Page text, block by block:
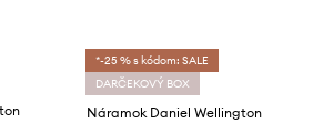
*-25 % s kódom: SALE
DARČEKOVÝ BOX
Náramok Daniel Wellington